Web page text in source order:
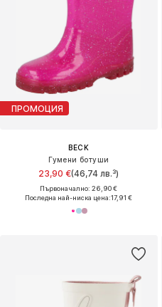
ПРОМОЦИЯ
BECK
Гумени ботуши
23,90 €(46,74 лв.³)
Първоначално: 26,90 €
Последна най-ниска цена:17,91 €